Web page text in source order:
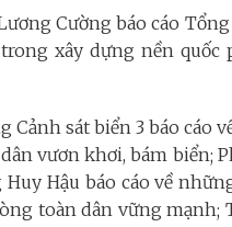
Cường báo cáo
xây dựng nền quốc
Cảnh sát biển 3 báo cáo
vươn khơi, bám biển;
Hậu báo cáo về
toàn dân vững mạnh;